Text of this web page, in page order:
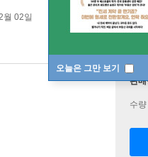
오늘은 그만 보기
02일
판
수량